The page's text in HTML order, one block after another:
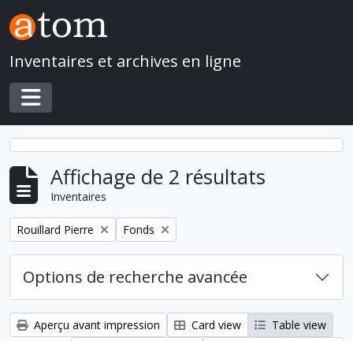
Skip to main content
Inventaires et archives en ligne
Toggle navigation
Affichage de 2 résultats
Inventaires
Remove filter:
Rouillard Pierre Remove filter:
Fonds
Options de recherche avancée
Aperçu avant impression Card view
Table view